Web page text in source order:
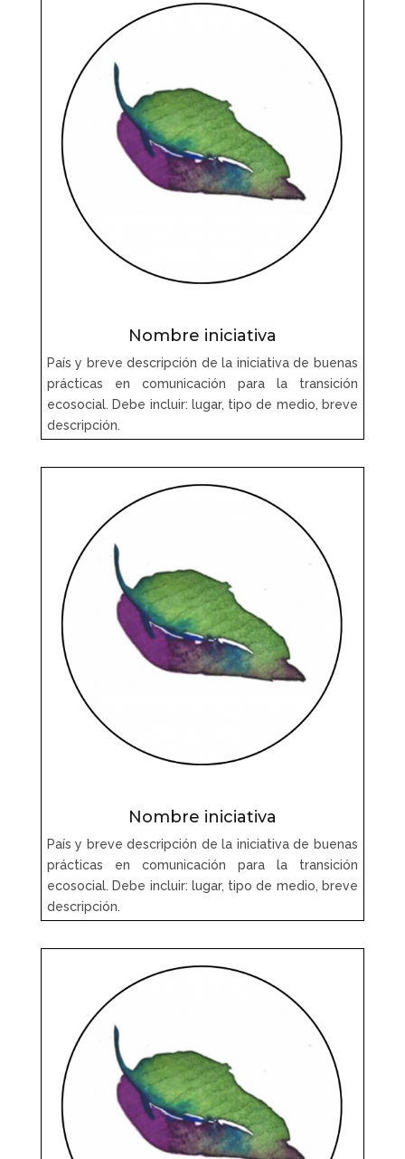
Nombre iniciativa
País y breve descripción de la iniciativa de buenas
prácticas en comunicación para la transición
ecosocial. Debe incluir: lugar, tipo de medio, breve
descripción.
Nombre iniciativa
País y breve descripción de la iniciativa de buenas
prácticas en comunicación para la transición
ecosocial. Debe incluir: lugar, tipo de medio, breve
descripción.